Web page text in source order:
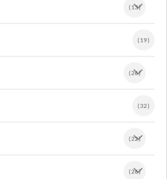
(13)
(19)
(26)
(32)
(22)
(26)